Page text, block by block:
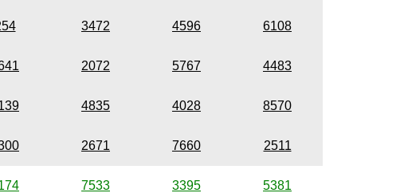
3472 4596 6108
2072 5767 4483
4835 4028 8570
2671 7660 2511
7533 3395 5381